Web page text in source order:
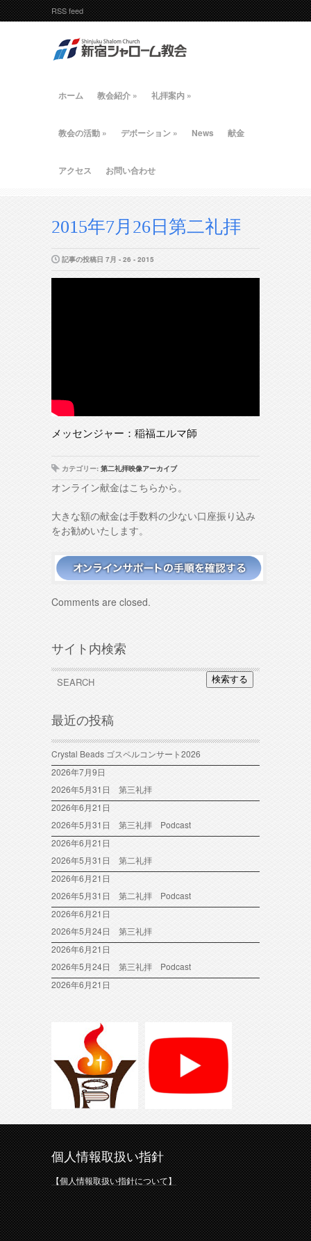
RSS feed
ホーム 教会紹介 » 礼拝案内 »
教会の活動 » デボーション » News 献金
アクセス お問い合わせ
2015年7月26日第二礼拝
記事の投稿日 7月 - 26 - 2015
メッセンジャー：稲福エルマ師
カテゴリー: 第二礼拝映像アーカイブ
オンライン献金はこちらから。
大きな額の献金は手数料の少ない口座振り込み
をお勧めいたします。
Comments are closed.
サイト内検索
検索する
最近の投稿
Crystal Beads ゴスペルコンサート2026
2026年7月9日
2026年5月31日 第三礼拝
2026年6月21日
2026年5月31日 第三礼拝 Podcast
2026年6月21日
2026年5月31日 第二礼拝
2026年6月21日
2026年5月31日 第二礼拝 Podcast
2026年6月21日
2026年5月24日 第三礼拝
2026年6月21日
2026年5月24日 第三礼拝 Podcast
2026年6月21日
個人情報取扱い指針
【個人情報取扱い指針について】